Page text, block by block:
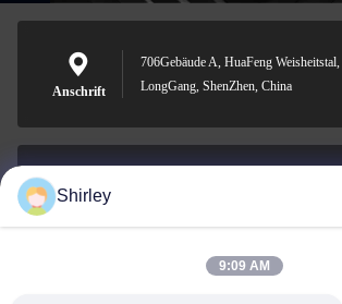
Anschrift
706Gebäude A, HuaFeng
LongGang, ShenZhen, China
E-Mail-Adresse
Shirley
9:09 AM